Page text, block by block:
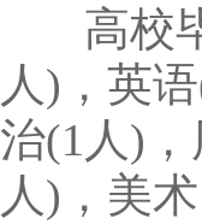
高校毕
人)，英
治(1人)
人)，美